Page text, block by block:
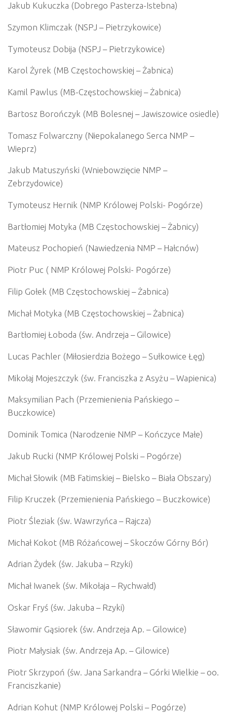
Jakub Kukuczka (Dobrego Pasterza-Istebna)
Szymon Klimczak (NSPJ – Pietrzykowice)
Tymoteusz Dobija (NSPJ – Pietrzykowice)
Karol Żyrek (MB Częstochowskiej – Żabnica)
Kamil Pawlus (MB-Częstochowskiej – Żabnica)
Bartosz Borończyk (MB Bolesnej – Jawiszowice osiedle)
Tomasz Folwarczny (Niepokalanego Serca NMP –
Wieprz)
Jakub Matuszyński (Wniebowzięcie NMP –
Zebrzydowice)
Tymoteusz Hernik (NMP Królowej Polski- Pogórze)
Bartłomiej Motyka (MB Częstochowskiej – Żabnicy)
Mateusz Pochopień (Nawiedzenia NMP – Hałcnów)
Piotr Puc ( NMP Królowej Polski- Pogórze)
Filip Gołek (MB Częstochowskiej – Żabnica)
Michał Motyka (MB Częstochowskiej – Żabnica)
Bartłomiej Łoboda (św. Andrzeja – Gilowice)
Lucas Pachler (Miłosierdzia Bożego – Sułkowice Łęg)
Mikołaj Mojeszczyk (św. Franciszka z Asyżu – Wapienica)
Maksymilian Pach (Przemienienia Pańskiego –
Buczkowice)
Dominik Tomica (Narodzenie NMP – Kończyce Małe)
Jakub Rucki (NMP Królowej Polski – Pogórze)
Michał Słowik (MB Fatimskiej – Bielsko – Biała Obszary)
Filip Kruczek (Przemienienia Pańskiego – Buczkowice)
Piotr Śleziak (św. Wawrzyńca – Rajcza)
Michał Kokot (MB Różańcowej – Skoczów Górny Bór)
Adrian Żydek (św. Jakuba – Rzyki)
Michał Iwanek (św. Mikołaja – Rychwałd)
Oskar Fryś (św. Jakuba – Rzyki)
Sławomir Gąsiorek (św. Andrzeja Ap. – Gilowice)
Piotr Małysiak (św. Andrzeja Ap. – Gilowice)
Piotr Skrzypoń (św. Jana Sarkandra – Górki Wielkie – oo.
Franciszkanie)
Adrian Kohut (NMP Królowej Polski – Pogórze)